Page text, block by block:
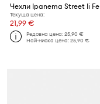
Чехли Ipanema Street Ii Fe
Текуща цена:
21,99 €
Редовна цена:25,90 €
Най-ниска цена:25,90 €